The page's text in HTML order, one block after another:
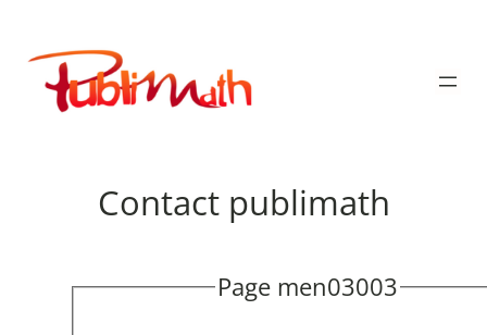
contenu
Publimath
Contact publimath
Page men03003